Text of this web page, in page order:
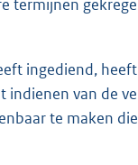
ingediend, heeft
van de
te maken